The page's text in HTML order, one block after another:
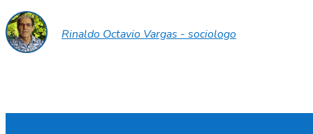
Rinaldo Octavio Vargas - sociologo